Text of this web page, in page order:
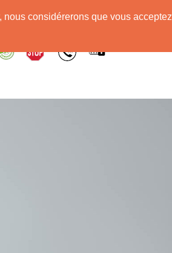
considérerons que vous acceptez